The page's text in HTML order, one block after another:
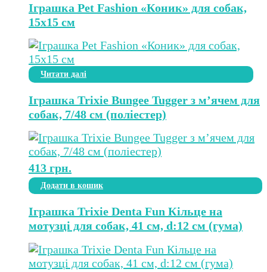
Іграшка Pet Fashion «Коник» для собак,
15х15 см
Читати далі
Іграшка Trixie Bungee Tugger з м’ячем для
собак, 7/48 см (поліестер)
413 грн.
Додати в кошик
Іграшка Trixie Denta Fun Кільце на
мотузці для собак, 41 см, d:12 см (гума)